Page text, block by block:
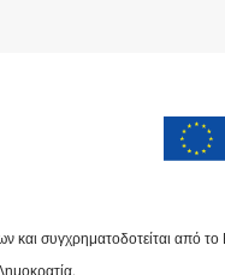
και συγχρηματοδοτείται από